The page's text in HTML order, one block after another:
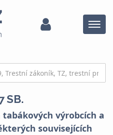
Menu
SB.
výrobcích a
souvisejících